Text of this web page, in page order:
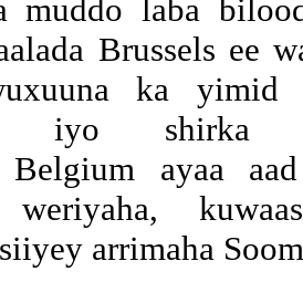
muddo laba
Brussels ee
ka yimid
iyo shirka
Belgium ayaa
weriyaha,
arrimaha